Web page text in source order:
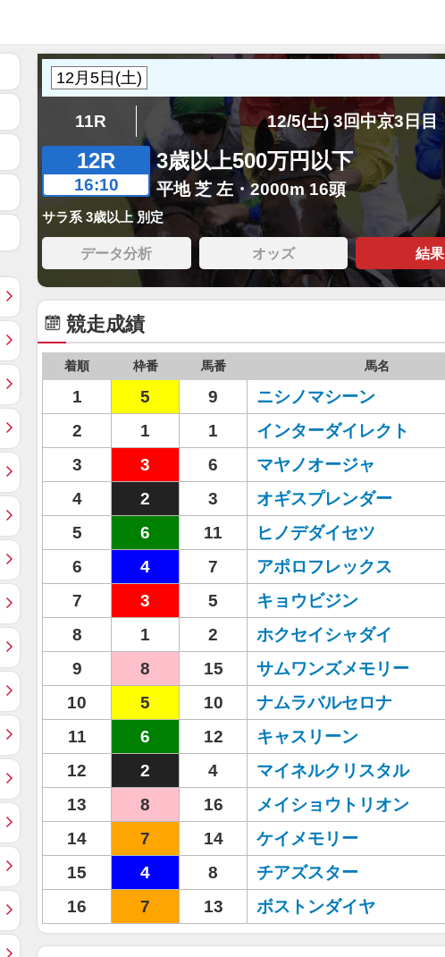
11R 12/5(土) 3回中京3日目
12R
16:10
3歳以上500万円以下
平地 芝 左・2000m 16頭
サラ系 3歳以上 別定
データ分析 オッズ 結果
競走成績
着順 枠番 馬番 馬名
1 5 9 ニシノマシーン
2
1 1 インターダイレクト
3
3 6 マヤノオージャ
4
2 3 オギスプレンダー
5
6 11 ヒノデダイセツ
6
4 7 アポロフレックス
7
3 5 キョウビジン
8
1 2 ホクセイシャダイ
9
8 15 サムワンズメモリー
10
5 10 ナムラバルセロナ
11
6 12 キャスリーン
12
2 4 マイネルクリスタル
13
8 16 メイショウトリオン
14
7 14 ケイメモリー
15
4 8 チアズスター
16
7 13 ボストンダイヤ